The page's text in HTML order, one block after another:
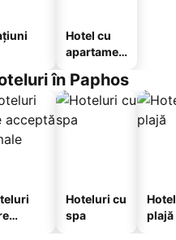
Hotel cu
apartamen
în Paphos
Hoteluri cu
spa
plajă